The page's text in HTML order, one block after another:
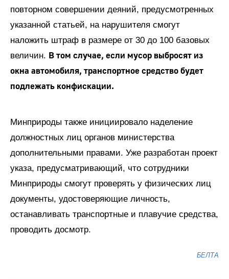
повторном совершении деяний, предусмотренных
указанной статьей, на нарушителя смогут
наложить штраф в размере от 30 до 100 базовых
величин. В том случае, если мусор выбросят из
окна автомобиля, транспортное средство будет
подлежать конфискации.
Минприроды также инициировало наделение
должностных лиц органов министерства
дополнительными правами. Уже разработан проект
указа, предусматривающий, что сотрудники
Минприроды смогут проверять у физических лиц
документы, удостоверяющие личность,
останавливать транспортные и плавучие средства,
проводить досмотр.
БЕЛТА